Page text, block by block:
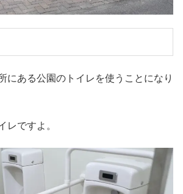
にある公園のトイレを使うことになり
レですよ。